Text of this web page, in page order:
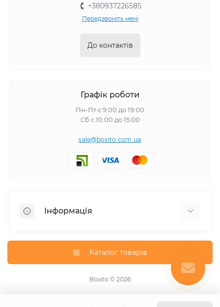
+380937226585
Передзвоніть мені
До контактів
Графік роботи
Пн-Пт с 9.00 до 19.00
Сб с 10.00 до 15.00
sale@boxito.com.ua
Інформація
Про магазин
Каталог товарів
Boxito © 2026